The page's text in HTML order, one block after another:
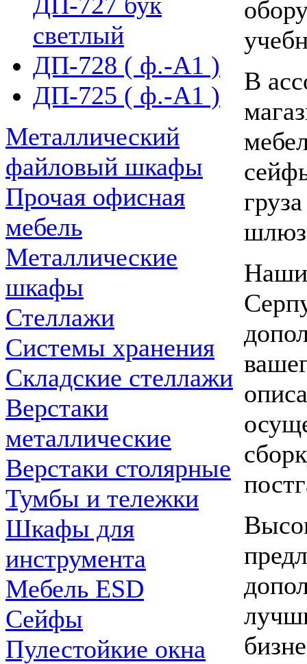
светлый
ДП-728 ( ф.-А1 )
ДП-725 ( ф.-А1 )
Металлический
файловый шкафы
Прочая офисная
мебель
Металлические
шкафы
Стеллажи
Системы хранения
Складские стеллажи
Верстаки
металлические
Верстаки столярные
Тумбы и тележки
Шкафы для
инструмента
Мебель ESD
Сейфы
Пулестойкие окна
В